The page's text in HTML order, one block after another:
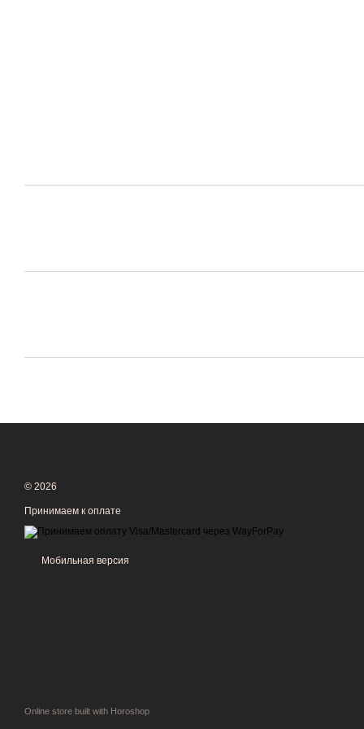
© 2026
Принимаем к оплате
Мобильная версия
Online store built with Horoshop